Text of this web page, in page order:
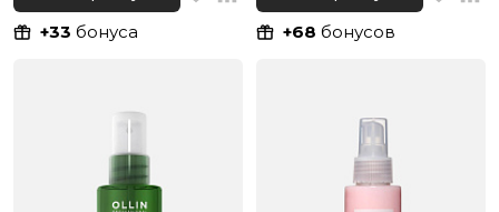
+33 бонуса +68 бонусов